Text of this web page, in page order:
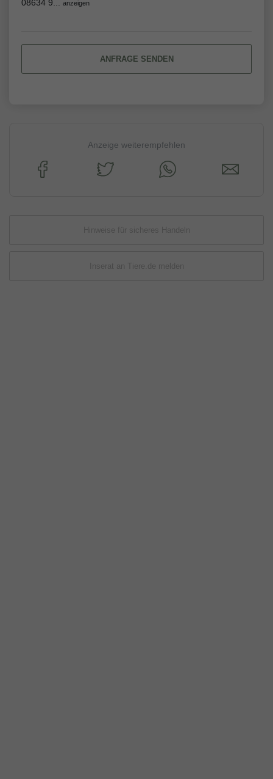
08634 9... anzeigen
ANFRAGE SENDEN
Anzeige weiterempfehlen
Hinweise für sicheres Handeln
Inserat an Tiere.de melden